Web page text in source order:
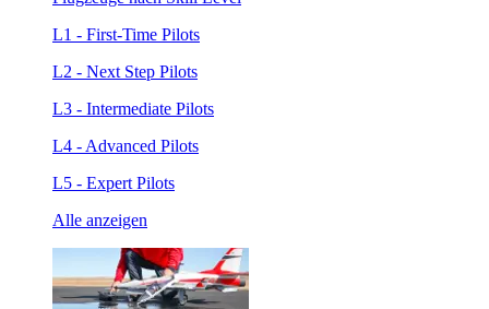
L1 - First-Time Pilots
L2 - Next Step Pilots
L3 - Intermediate Pilots
L4 - Advanced Pilots
L5 - Expert Pilots
Alle anzeigen